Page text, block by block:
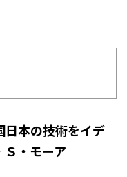
本の技術をイデ
・モーア